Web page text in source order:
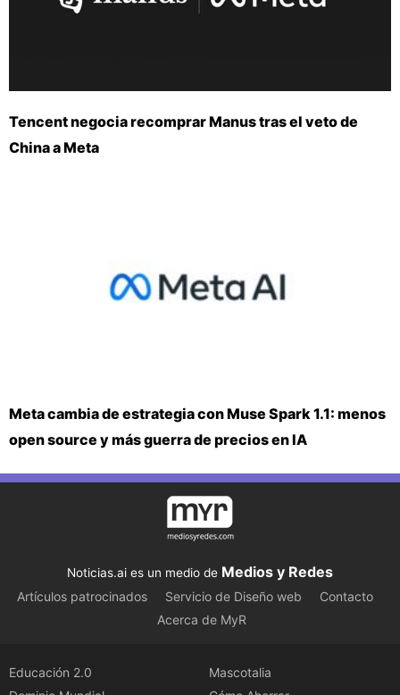
Tencent negocia recomprar Manus tras el veto de
China a Meta
Meta cambia de estrategia con Muse Spark 1.1: menos
open source y más guerra de precios en IA
Noticias.ai es un medio de Medios y Redes
Artículos patrocinados Servicio de Diseño web
Contacto
Acerca de MyR
Educación 2.0
Mascotalia